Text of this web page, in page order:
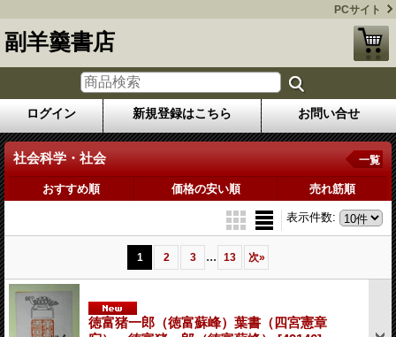
PCサイト
副羊羹書店
ログイン 新規登録はこちら お問い合せ
社会科学・社会 一覧
おすすめ順 価格の安い順 売れ筋順
表示件数:
1 2 3 ... 13 次»
徳富猪一郎（徳富蘇峰）葉書（四宮憲章